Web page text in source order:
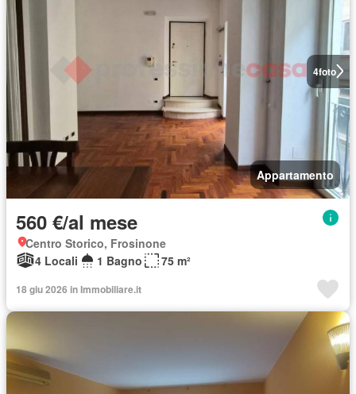
4foto
Appartamento
560 €/al mese
Centro Storico, Frosinone
4 Locali
1 Bagno 75 m²
18 giu 2026 in Immobiliare.it